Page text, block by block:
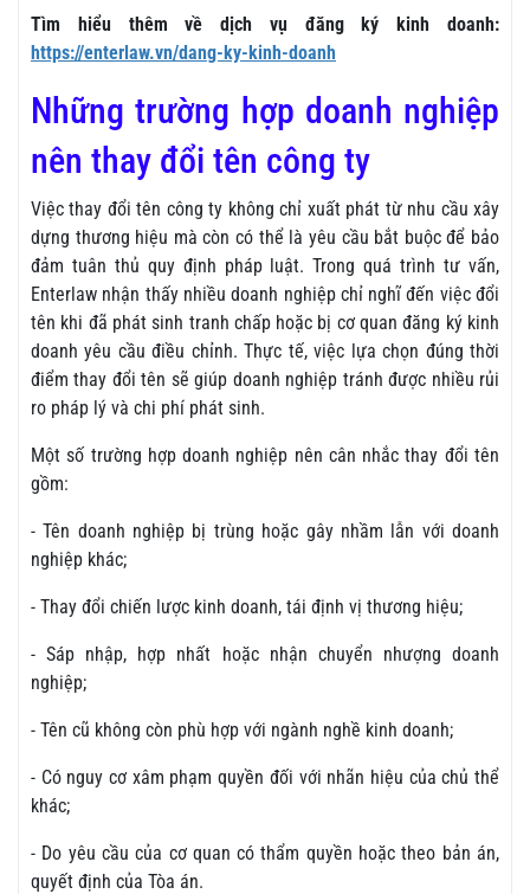
Tìm hiểu thêm về dịch vụ đăng ký kinh doanh:
https://enterlaw.vn/dang-ky-kinh-doanh
Những trường hợp doanh nghiệp
nên thay đổi tên công ty
Việc thay đổi tên công ty không chỉ xuất phát từ nhu cầu xây
dựng thương hiệu mà còn có thể là yêu cầu bắt buộc để bảo
đảm tuân thủ quy định pháp luật. Trong quá trình tư vấn,
Enterlaw nhận thấy nhiều doanh nghiệp chỉ nghĩ đến việc đổi
tên khi đã phát sinh tranh chấp hoặc bị cơ quan đăng ký kinh
doanh yêu cầu điều chỉnh. Thực tế, việc lựa chọn đúng thời
điểm thay đổi tên sẽ giúp doanh nghiệp tránh được nhiều rủi
ro pháp lý và chi phí phát sinh.
Một số trường hợp doanh nghiệp nên cân nhắc thay đổi tên
gồm:
- Tên doanh nghiệp bị trùng hoặc gây nhầm lẫn với doanh
nghiệp khác;
- Thay đổi chiến lược kinh doanh, tái định vị thương hiệu;
- Sáp nhập, hợp nhất hoặc nhận chuyển nhượng doanh
nghiệp;
- Tên cũ không còn phù hợp với ngành nghề kinh doanh;
- Có nguy cơ xâm phạm quyền đối với nhãn hiệu của chủ thể
khác;
- Do yêu cầu của cơ quan có thẩm quyền hoặc theo bản án,
quyết định của Tòa án.